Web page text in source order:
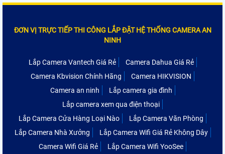
ĐƠN VỊ TRỰC TIẾP THI CÔNG LẮP ĐẶT HỆ THỐNG CAMERA AN
NINH
Lắp Camera Vantech Giá Rẻ
Camera Dahua Giá Rẻ
Camera Kbvision Chính Hãng
Camera HIKVISION
Camera an ninh
Lắp camera gia đình
Lắp camera xem qua điện thoại
Lắp Camera Cửa Hàng Loại Nào
Lắp Camera Văn Phòng
Lắp Camera Nhà Xưởng
Lắp Camera Wifi Giá Rẻ Không Dây
Camera Wifi Giá Rẻ
Lắp Camera Wifi YooSee